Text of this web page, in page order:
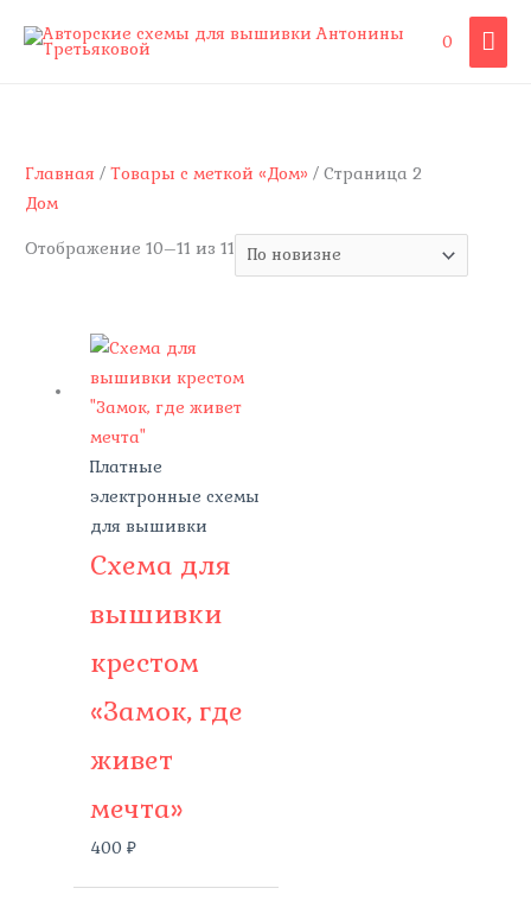
0
Главная /Товары с меткой «Дом» / Страница 2
Дом
Отображение 10–11 из 11
Платные
электронные схемы
для вышивки
Схема для
вышивки
крестом
«Замок, где
живет
мечта»
400 ₽